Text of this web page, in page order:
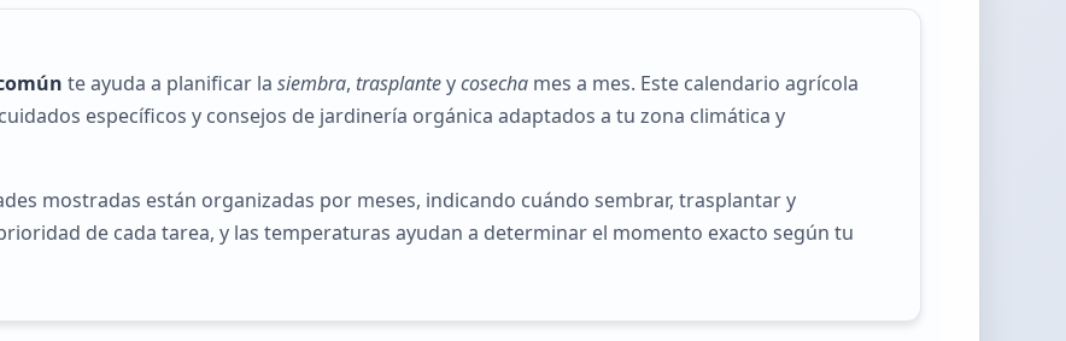
te ayuda a planificar la siembra, trasplanteycosecha mes a mes. Este calendario agrícola
específicos y consejos de jardinería orgánica adaptados a tu zona climática y
mostradas están organizadas por meses, indicando cuándo sembrar, trasplantar y
de cada tarea, y las temperaturas ayudan a determinar el momento exacto según tu